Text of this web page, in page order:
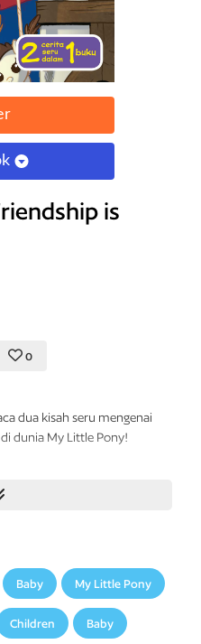
is
0
dua kisah seru mengenai
dunia My Little Pony!
memperbaiki gazebo.
paku. Pasti tidak akan lama,
Gazebo 2
dan hambatan, Big
Baby My Little Pony
Children Baby